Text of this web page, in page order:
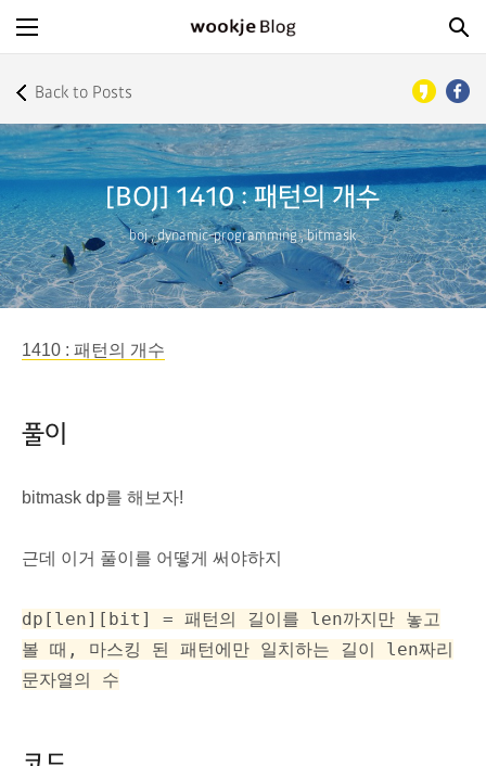
Back to Posts
[BOJ] 1410 : 패턴의 개수
boj,dynamic-programming,bitmask
1410 : 패턴의 개수
풀이
bitmask dp를 해보자!
근데 이거 풀이를 어떻게 써야하지
dp[len][bit] = 패턴의 길이를 len까지만 놓고
볼 때, 마스킹 된 패턴에만 일치하는 길이 len짜리
문자열의 수